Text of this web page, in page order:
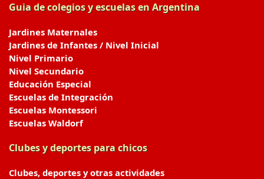
Guia de colegios y escuelas en Argentina
Jardines Maternales
Jardines de Infantes / Nivel Inicial
Nivel Primario
Nivel Secundario
Educación Especial
Escuelas de Integración
Escuelas Montessori
Escuelas Waldorf
Clubes y deportes para chicos
Clubes, deportes y otras actividades